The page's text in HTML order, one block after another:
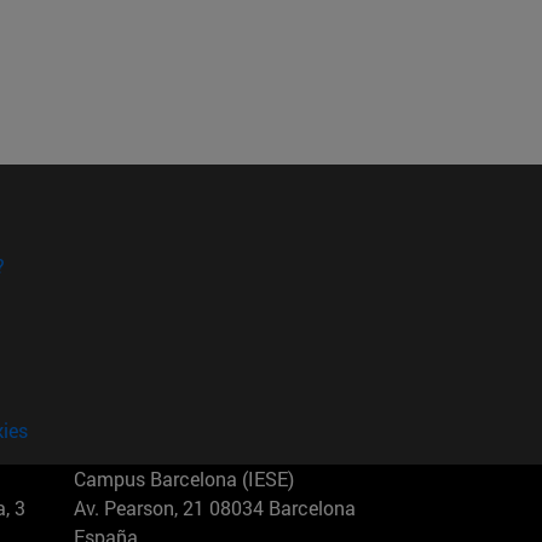
3
Campus Barcelona (IESE)
Av. Pearson, 21 08034 Barcelona
España